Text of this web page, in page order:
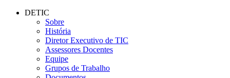
Conteúdo principal
DETIC
Sobre
História
Diretor Executivo de TIC
Assessores Docentes
Equipe
Grupos de Trabalho